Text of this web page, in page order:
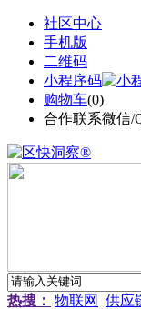
社区中心
手机版
二维码
小程序码
购物车(0)
合作联系微信/
热搜： 物联网 供应